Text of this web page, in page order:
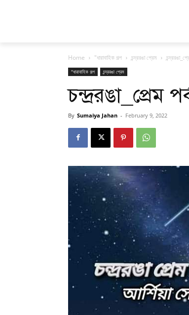
Home "ধারাবাহিক গল্প চন্দ্ররঙা প্রেম
"ধারাবাহিক গল্প চন্দ্ররঙা প্রেম
চন্দ্ররঙা_প্রেম
By Sumaiya Jahan - February 9, 2022